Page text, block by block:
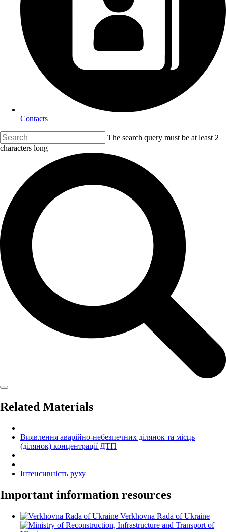
Contacts
The search query must be at least 2
characters long
Related Materials
Виявлення аварійно-небезпечних ділянок та місць
(ділянок) концентрації ДТП
Інтенсивність руху
Important information resources
Verkhovna Rada of Ukraine